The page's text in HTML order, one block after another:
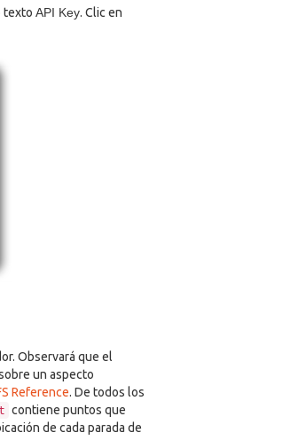
texto API Key. Clic en
Observará que el
un aspecto
Reference. De todos los
contiene puntos que
de cada parada de